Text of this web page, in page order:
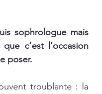
sophrologue mais
c’est l’occasion
poser.
troublante : la